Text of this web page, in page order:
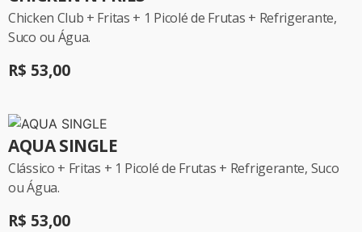
Chicken Club + Fritas + 1 Picolé de Frutas + Refrigerante,
Suco ou Água.
R$ 53,00
AQUA SINGLE
Clássico + Fritas + 1 Picolé de Frutas + Refrigerante, Suco
ou Água.
R$ 53,00